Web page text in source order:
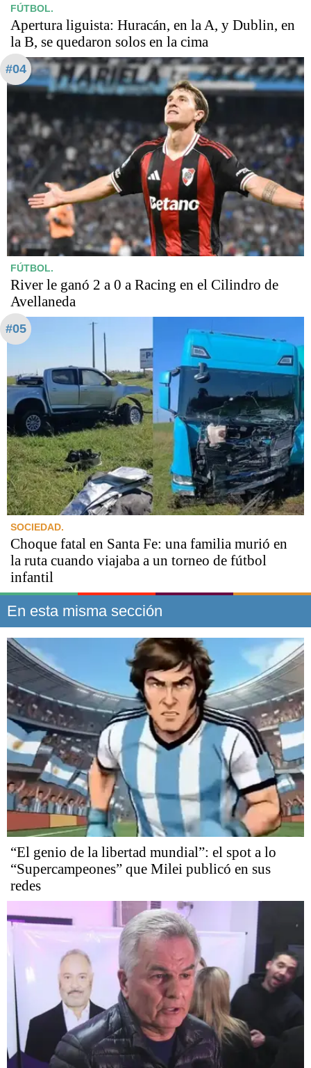
FÚTBOL.
Apertura liguista: Huracán, en la A, y Dublin, en
la B, se quedaron solos en la cima
#04
FÚTBOL.
River le ganó 2 a 0 a Racing en el Cilindro de
Avellaneda
#05
SOCIEDAD.
Choque fatal en Santa Fe: una familia murió en
la ruta cuando viajaba a un torneo de fútbol
infantil
En esta misma sección
“El genio de la libertad mundial”: el spot a lo
“Supercampeones” que Milei publicó en sus
redes